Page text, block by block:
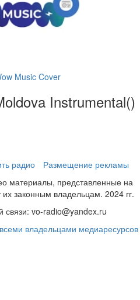
Music Cover
Instrumental()
радио
Размещение рекламы
материалы, представленные на
законным владельцам. 2024 гг.
связи: vo-radio@yandex.ru
владельцами медиаресурсов